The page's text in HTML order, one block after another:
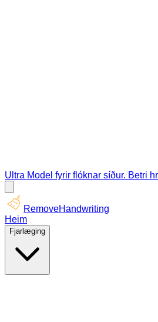
Ultra Model fyrir flóknar síður. Betri
RemoveHandwriting
Heim
Fjarlæging